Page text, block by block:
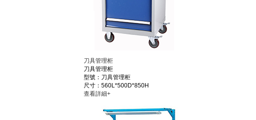
刀具管理柜
刀具管理柜
型號：刀具管理柜
尺寸：560L*500D*850H
查看詳細+